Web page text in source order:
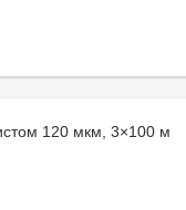
120 мкм, 3×100 м